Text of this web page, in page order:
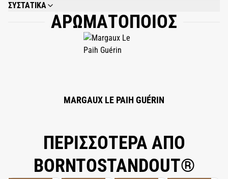
ΣΥΣΤΑΤΙΚΑ
ALCOHOL DENAT., PARFUM (FRAGRANCE), AQUA (WATER), COUMARIN,
BENZYL BENZOATE, CINNAMAL, LIMONENE, LINALOOL, FARNESOL,
EUGENOL, ALPHA-ISOMETHYL IONONE, BENZYL SALICYLATE, BENZYL
ALCOHOL, CINNAMYL ALCOHOL, CITRAL, CITRONELLOL, GERANIOL,
ΑΡΩΜΑΤΟΠΟΙΟΣ
MARGAUX LE PAIH GUÉRIN
ΠΕΡΙΣΣΟΤΕΡΑ ΑΠΟ
BORNTOSTANDOUT®